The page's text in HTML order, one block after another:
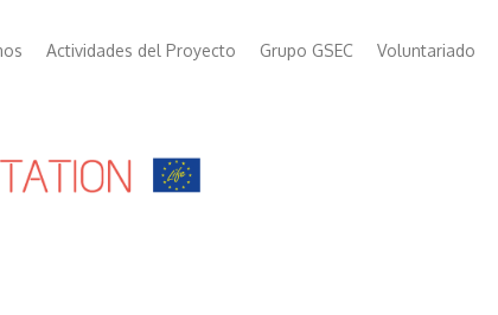
Actividades del Proyecto Grupo GSEC Voluntariado